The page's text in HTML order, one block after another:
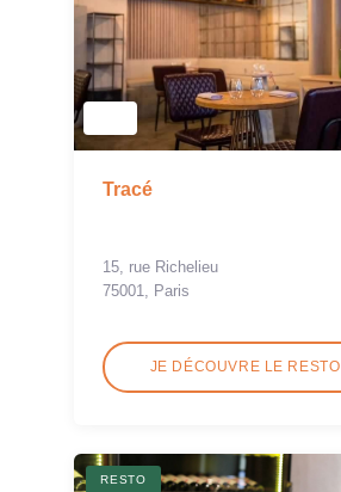
Tracé
15, rue Richelieu
75001, Paris
JE DÉCOUVRE LE RESTO
RESTO